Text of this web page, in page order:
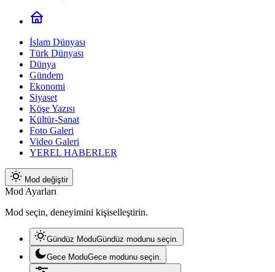
İslam Dünyası
Türk Dünyası
Dünya
Gündem
Ekonomi
Siyaset
Köşe Yazısı
Kültür-Sanat
Foto Galeri
Video Galeri
YEREL HABERLER
Mod değiştir
Mod Ayarları
Mod seçin, deneyimini kişiselleştirin.
Gündüz ModuGündüz modunu seçin.
Gece ModuGece modunu seçin.